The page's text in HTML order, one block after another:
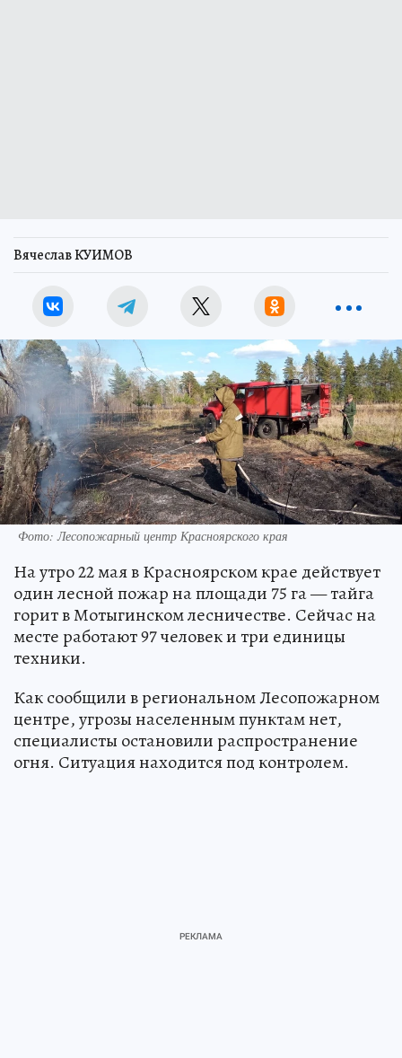
Вячеслав КУИМОВ
Фото: Лесопожарный центр Красноярского края
На утро 22 мая в Красноярском крае действует
один лесной пожар на площади 75 га — тайга
горит в Мотыгинском лесничестве. Сейчас на
месте работают 97 человек и три единицы
техники.
Как сообщили в региональном Лесопожарном
центре, угрозы населенным пунктам нет,
специалисты остановили распространение
огня. Ситуация находится под контролем.